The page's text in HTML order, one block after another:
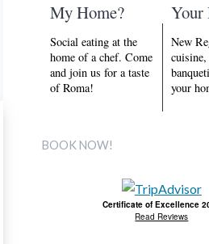
My Home?
Social eating at the
home of a chef. Come
and join us for a taste
of Roma!
Your
New
your
BOOK NOW!
Certificate of Excellence
Read Reviews